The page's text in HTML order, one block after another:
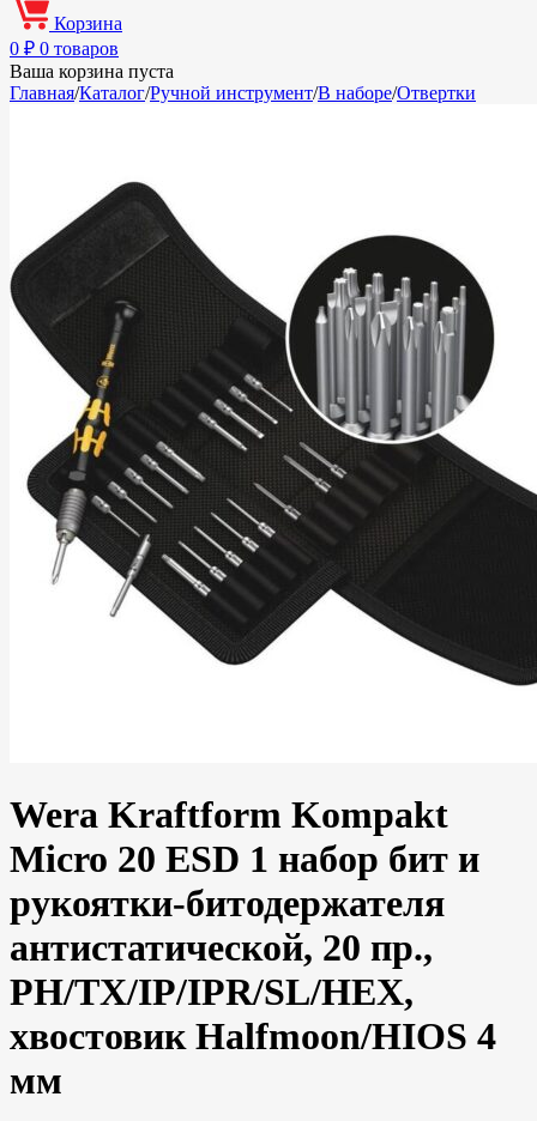
Корзина
0 ₽ 0 товаров
Ваша корзина пуста
Главная/Каталог/Ручной инструмент/В наборе/Отвертки
Wera Kraftform Kompakt
Micro 20 ESD 1 набор бит и
рукоятки-битодержателя
антистатической, 20 пр.,
PH/TX/IP/IPR/SL/HEX,
хвостовик Halfmoon/HIOS 4
мм